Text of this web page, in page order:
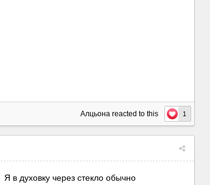
1
Алцьона reacted to this
в духовку через стекло обычно